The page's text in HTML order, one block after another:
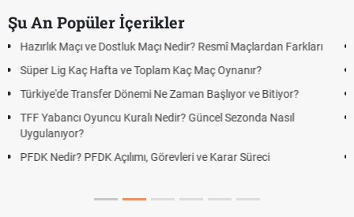
Şu An Popüler İçerikler
Nedir? Resmî Maçlardan Farkları
Kaç Maç Oynanır?
Ne Zaman Başlıyor ve Bitiyor?
Nedir? Güncel Sezonda Nasıl
Görevleri ve Karar Süreci
Puan Durumunda AG, OM
Skor Ne Demek? Sporda
Futbol Nasıl Oynanır?
Deplasman Golü Kuralı
DGS Sonuçları Ne Zaman